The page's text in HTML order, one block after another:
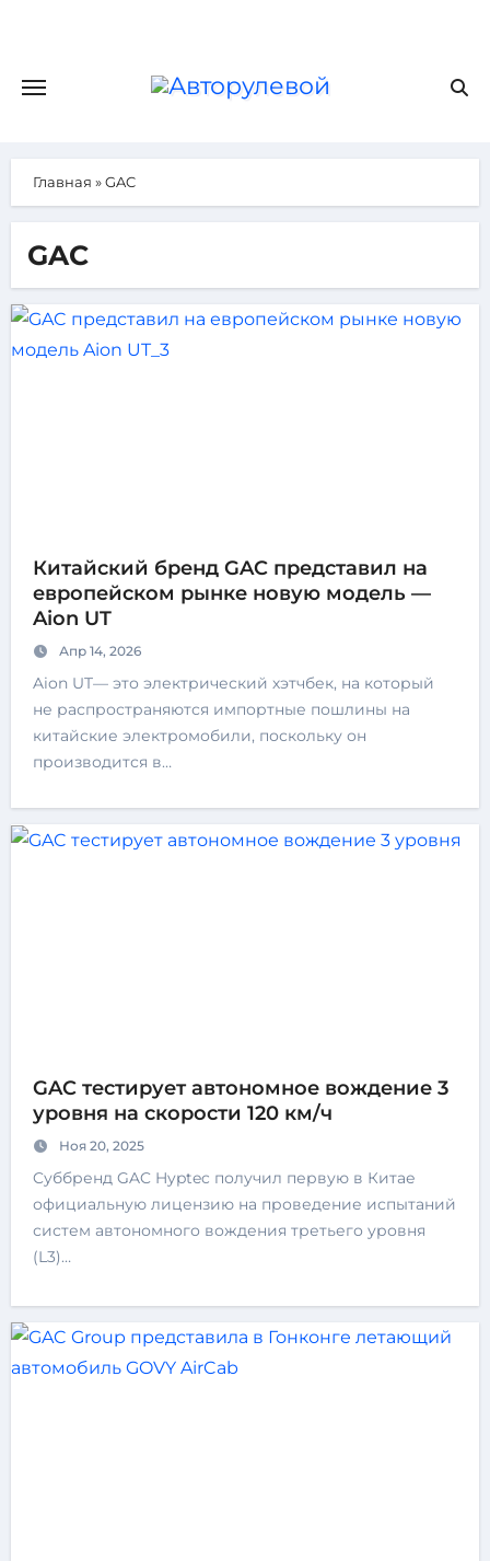
Главная »GAC
GAC
Китайский бренд GAC представил на
европейском рынке новую модель —
Aion UT
Апр 14, 2026
Aion UT— это электрический хэтчбек, на который
не распространяются импортные пошлины на
китайские электромобили, поскольку он
производится в…
GAC тестирует автономное вождение 3
уровня на скорости 120 км/ч
Ноя 20, 2025
Cуббренд GAC Hyptec получил первую в Китае
официальную лицензию на проведение испытаний
систем автономного вождения третьего уровня
(L3)…